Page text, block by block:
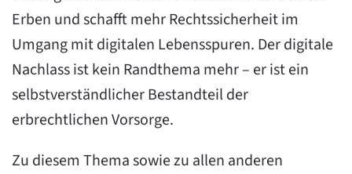
Erben und schafft mehr Rechtssicherheit im
Umgang mit digitalen Lebensspuren. Der digitale
Nachlass ist kein Randthema mehr – er ist ein
selbstverständlicher Bestandteil der
erbrechtlichen Vorsorge.
Zu diesem Thema sowie zu allen anderen